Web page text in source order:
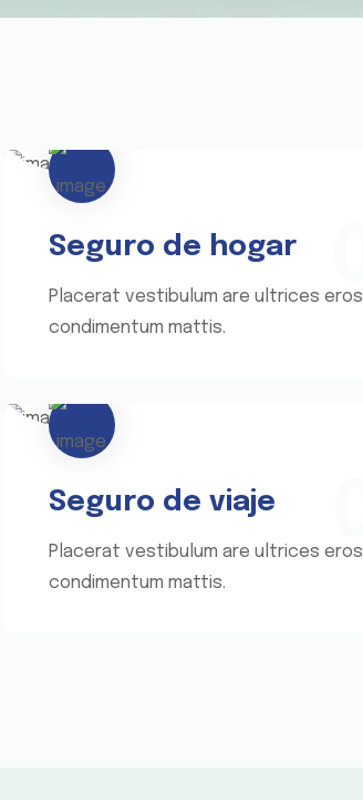
Seguro de hogar
Placerat vestibulum are ultrices eros
condimentum mattis.
Seguro de viaje
Placerat vestibulum are ultrices eros
condimentum mattis.